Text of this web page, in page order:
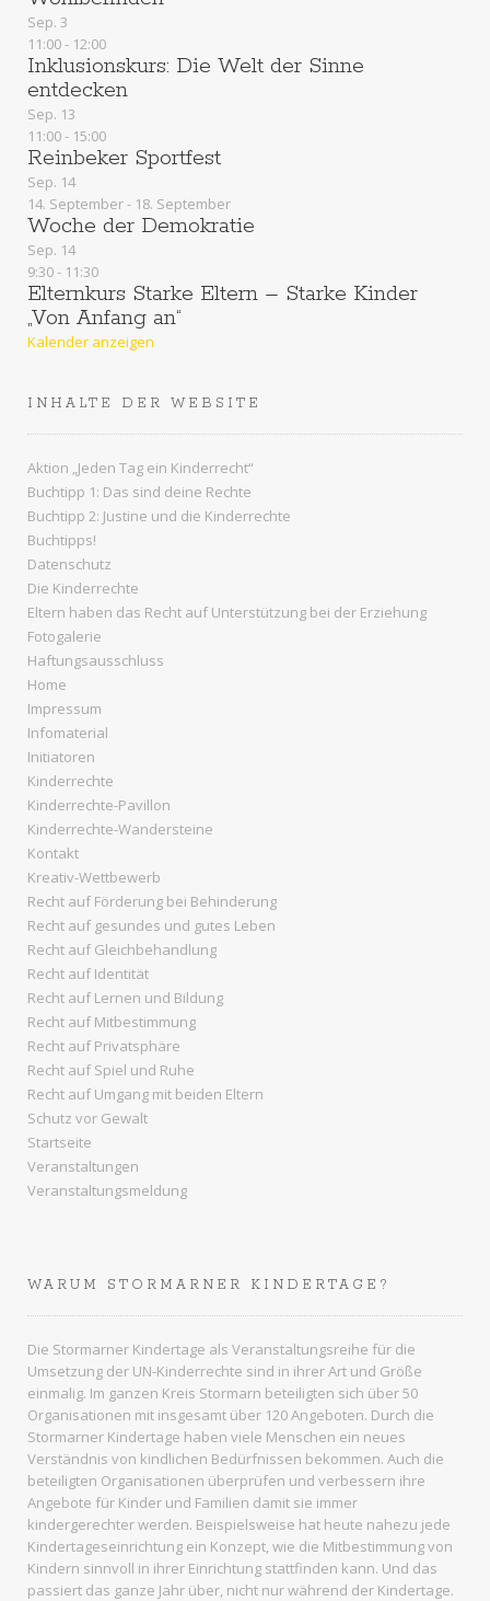
Sep. 3
11:00- 12:00
Inklusionskurs: Die Welt der Sinne
entdecken
Sep. 13
11:00- 15:00
Reinbeker Sportfest
Sep. 14
14. September- 18. September
Woche der Demokratie
Sep. 14
9:30- 11:30
Elternkurs Starke Eltern – Starke Kinder
„Von Anfang an“
Kalender anzeigen
INHALTE DER WEBSITE
Aktion „Jeden Tag ein Kinderrecht“
Buchtipp 1: Das sind deine Rechte
Buchtipp 2: Justine und die Kinderrechte
Buchtipps!
Datenschutz
Die Kinderrechte
Eltern haben das Recht auf Unterstützung bei der Erziehung
Fotogalerie
Haftungsausschluss
Home
Impressum
Infomaterial
Initiatoren
Kinderrechte
Kinderrechte-Pavillon
Kinderrechte-Wandersteine
Kontakt
Kreativ-Wettbewerb
Recht auf Förderung bei Behinderung
Recht auf gesundes und gutes Leben
Recht auf Gleichbehandlung
Recht auf Identität
Recht auf Lernen und Bildung
Recht auf Mitbestimmung
Recht auf Privatsphäre
Recht auf Spiel und Ruhe
Recht auf Umgang mit beiden Eltern
Schutz vor Gewalt
Startseite
Veranstaltungen
Veranstaltungsmeldung
WARUM STORMARNER KINDERTAGE?
Die Stormarner Kindertage als Veranstaltungsreihe für die
Umsetzung der UN-Kinderrechte sind in ihrer Art und Größe
einmalig. Im ganzen Kreis Stormarn beteiligten sich über 50
Organisationen mit insgesamt über 120 Angeboten. Durch die
Stormarner Kindertage haben viele Menschen ein neues
Verständnis von kindlichen Bedürfnissen bekommen. Auch die
beteiligten Organisationen überprüfen und verbessern ihre
Angebote für Kinder und Familien damit sie immer
kindergerechter werden. Beispielsweise hat heute nahezu jede
Kindertageseinrichtung ein Konzept, wie die Mitbestimmung von
Kindern sinnvoll in ihrer Einrichtung stattfinden kann. Und das
passiert das ganze Jahr über, nicht nur während der Kindertage.